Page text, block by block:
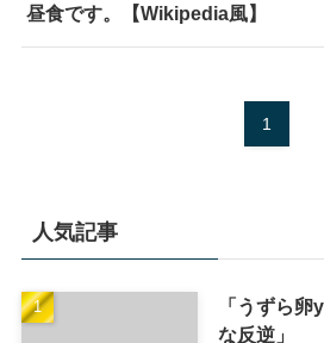
人気記事
「うずら
な反逆」
昼食です。【Wikipedia風】
1